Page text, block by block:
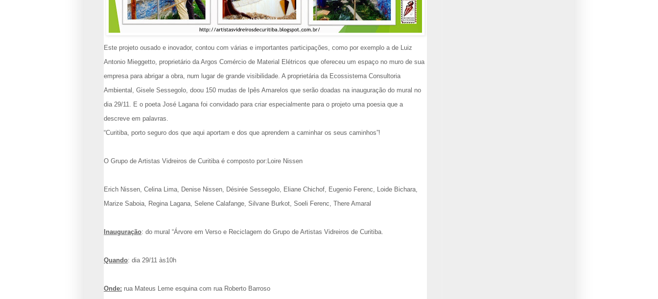
Este projeto ousado e inovador, contou com várias e importantes participações, como por exemplo a de Luiz
Antonio Mieggetto, proprietário da Argos Comércio de Material Elétricos que ofereceu um espaço no muro de sua
empresa para abrigar a obra, num lugar de grande visibilidade. A proprietária da Ecossistema Consultoria
Ambiental, Gisele Sessegolo, doou 150 mudas de Ipês Amarelos que serão doadas na inauguração do mural no
dia 29/11. E o poeta José Lagana foi convidado para criar especialmente para o projeto uma poesia que a
descreve em palavras.
“Curitiba, porto seguro dos que aqui aportam e dos que aprendem a caminhar os seus caminhos”!
O Grupo de Artistas Vidreiros de Curitiba é composto por:Loire Nissen
Erich Nissen, Celina Lima, Denise Nissen, Désirée Sessegolo, Eliane Chichof, Eugenio Ferenc, Loide Bichara,
Marize Saboia, Regina Lagana, Selene Calafange, Silvane Burkot, Soeli Ferenc, There Amaral
Inauguração: do mural “Árvore em Verso e Reciclagem do Grupo de Artistas Vidreiros de Curitiba.
Quando: dia 29/11 às10h
Onde: rua Mateus Leme esquina com rua Roberto Barroso